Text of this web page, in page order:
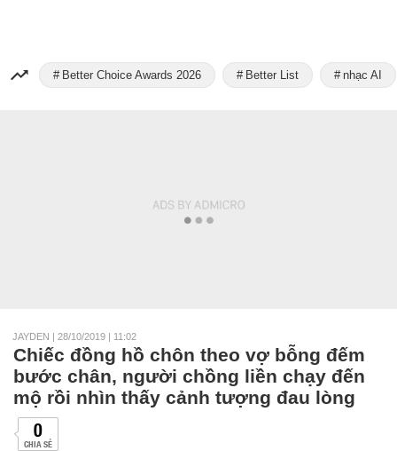
Better Choice Awards 2026 Better List nhạc AI
JAYDEN | 28/10/2019 | 11:02
Chiếc đồng hồ chôn theo vợ bỗng đếm
bước chân, người chồng liền chạy đến
mộ rồi nhìn thấy cảnh tượng đau lòng
0
CHIA SẺ